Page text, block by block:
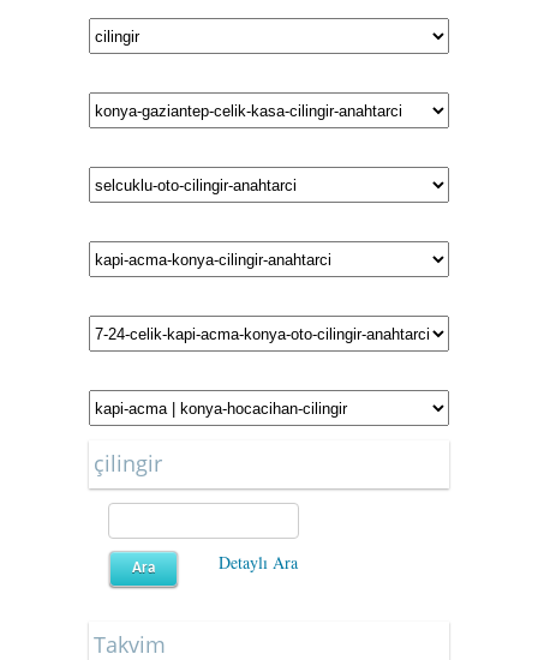
çilingir
Detaylı Ara
Takvim